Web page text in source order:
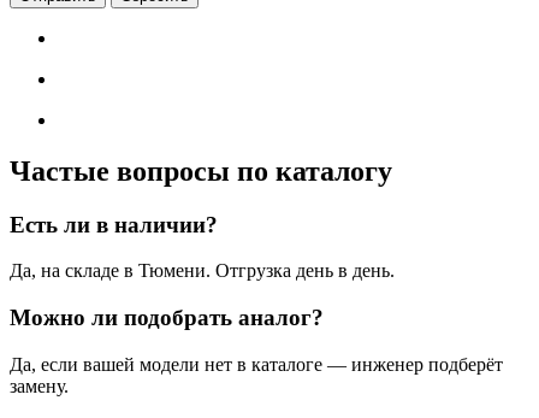
Частые вопросы по каталогу
Есть ли в наличии?
Да, на складе в Тюмени. Отгрузка день в день.
Можно ли подобрать аналог?
Да, если вашей модели нет в каталоге — инженер подберёт
замену.